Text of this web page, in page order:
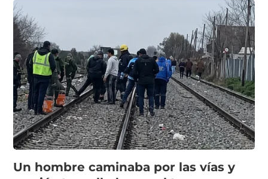
Un hombre caminaba por las vías y